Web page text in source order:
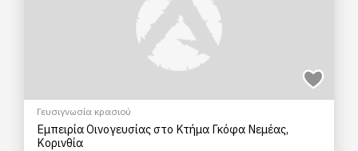
Γευσιγνωσία κρασιού
Εμπειρία Οινογευσίας στο Κτήμα Γκόφα Νεμέας,
Κορινθία